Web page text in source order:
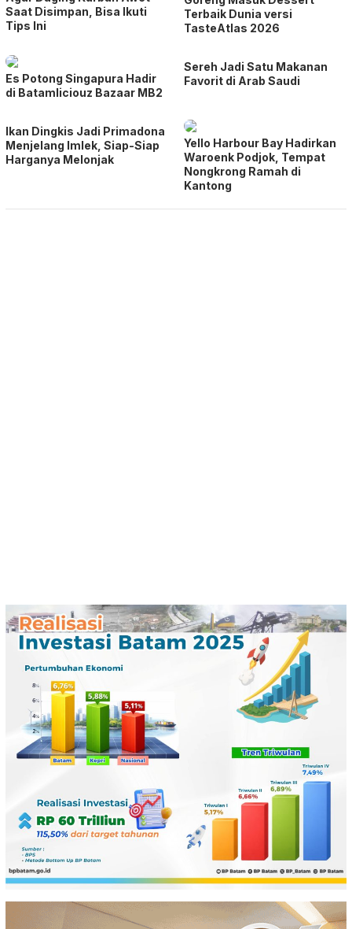
Saat Disimpan, Bisa Ikuti
Tips Ini
Terbaik Dunia versi
TasteAtlas 2026
Es Potong Singapura Hadir
di Batamliciouz Bazaar MB2
Sereh Jadi Satu Makanan
Favorit di Arab Saudi
Ikan Dingkis Jadi Primadona
Menjelang Imlek, Siap-Siap
Harganya Melonjak
Yello Harbour Bay Hadirkan
Waroenk Podjok, Tempat
Nongkrong Ramah di
Kantong